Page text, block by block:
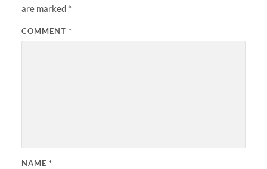
are marked *
COMMENT *
NAME *